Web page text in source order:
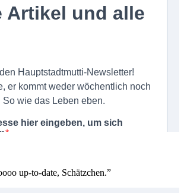
up-to-date, Schätzchen.”